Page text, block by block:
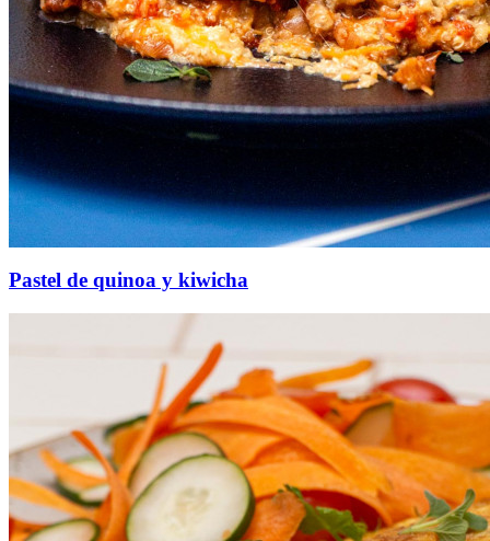
Pastel de quinoa y kiwicha